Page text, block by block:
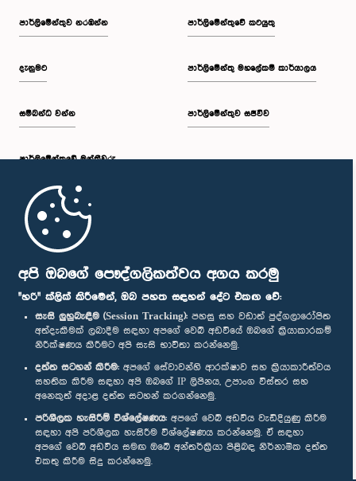
අපි ඔබගේ පෞද්ගලිකත්වය අගය කරමු
"හරි" ක්ලික් කිරීමෙන්, ඔබ පහත සඳහන් දේට එකඟ වේ:
සැසි ලුහුබැඳීම (Session Tracking): පහසු සහ වඩාත් පුද්ගලාරෝපිත
අත්දැකීමක් ලබාදීම සඳහා අපගේ වෙබ් අඩවියේ ඔබගේ ක්‍රියාකාරකම්
නිරීක්ෂණය කිරීමට අපි සැසි භාවිතා කරන්නෙමු.
දත්ත සටහන් කිරීම: අපගේ සේවාවන්හි ආරක්ෂාව සහ ක්‍රියාකාරීත්වය
සහතික කිරීම සඳහා අපි ඔබගේ IP ලිපිනය, උපාංග විස්තර සහ
අනෙකුත් අදාළ දත්ත සටහන් කරගන්නෙමු.
පරිශීලක හැසිරීම් විශ්ලේෂණය: අපගේ වෙබ් අඩවිය වැඩිදියුණු කිරීම
සඳහා අපි පරිශීලක හැසිරීම විශ්ලේෂණය කරන්නෙමු. ඒ සඳහා
අපගේ වෙබ් අඩවිය සමඟ ඔබේ අන්තර්ක්‍රියා පිළිබඳ නිර්නාමික දත්ත
එකතු කිරීම සිදු කරන්නෙමු.
පාර්ලි‌මේන්තුව නරඹන්න
දැනුමට
සම්බන්ධ වන්න
පාර්ලි‌මේන්තුවේ මන්ත්‍රීවරු
මුල් පිටුව
පාර්ලිමේන්තුවේ කටයුතු
පාර්ලිමේන්තු මහලේකම් කාර්යාලය
පාර්ලිමේන්තුව සජීවීව
පාර්ලිමේන්තු ජංගම යෙදුම
අප හා සම්බන්ධ වී සිටින්න :
සම්මාන
පෞද්ගලිකත්ව ප්‍රතිපත්තිය